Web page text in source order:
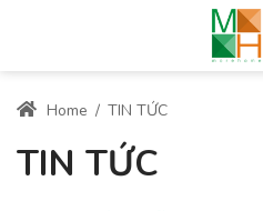
Home / TIN TỨC
TIN TỨC